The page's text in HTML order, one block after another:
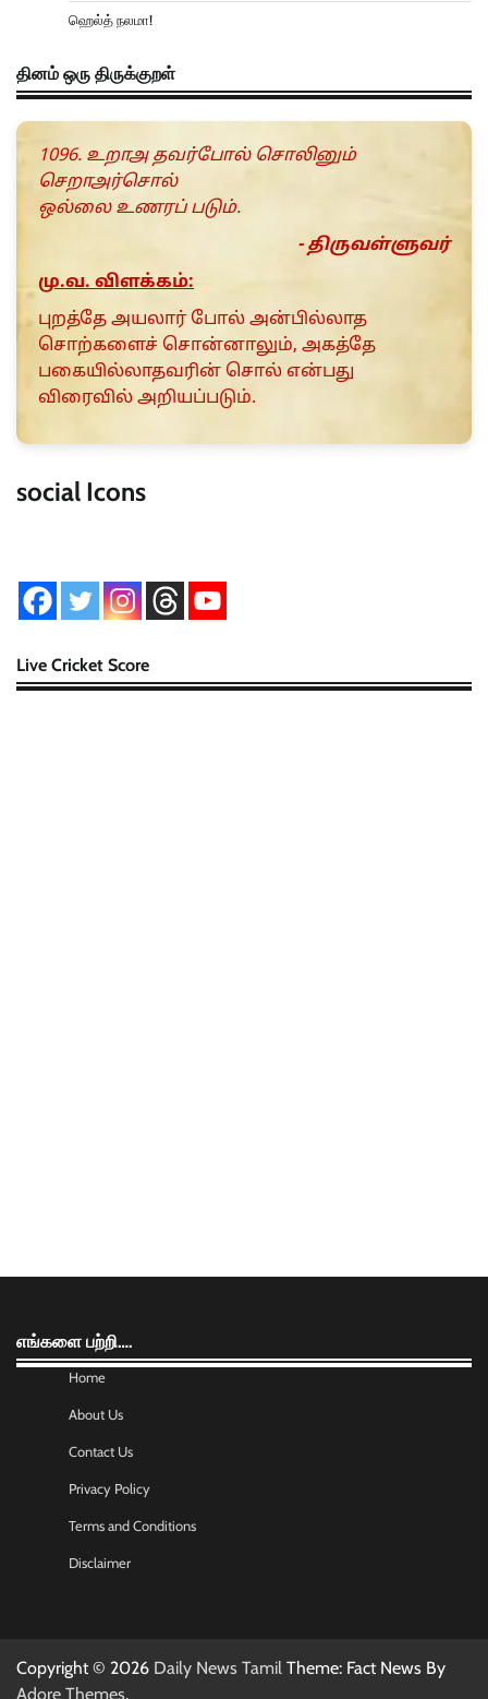
ஹெல்த் நலமா!
தினம் ஒரு திருக்குறள்
1096. உறாஅ தவர்போல் சொலினும்
செறாஅர்சொல்
ஒல்லை உணரப் படும்.
- திருவள்ளுவர்
மு.வ. விளக்கம்:
புறத்தே அயலார் போல் அன்பில்லாத
சொற்களைச் சொன்னாலும், அகத்தே
பகையில்லாதவரின் சொல் என்பது
விரைவில் அறியப்படும்.
social Icons
Live Cricket Score
எங்களை பற்றி….
Home
About Us
Contact Us
Privacy Policy
Terms and Conditions
Disclaimer
Copyright © 2026 Daily News Tamil Theme: Fact News By
Adore Themes.